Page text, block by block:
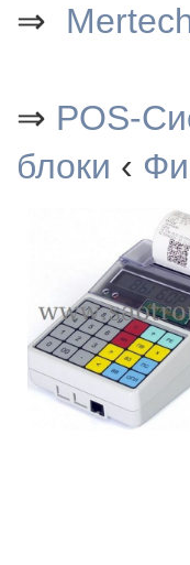
⇒
⇒ POS-
блоки ‹